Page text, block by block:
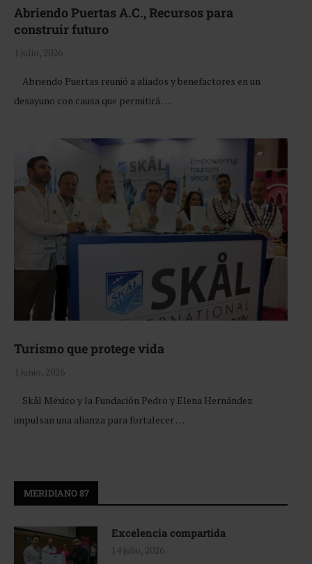
Abriendo Puertas A.C., Recursos para
construir futuro
1 julio, 2026
Abriendo Puertas reunió a aliados y benefactores en un
desayuno con causa que permitirá …
Turismo que protege vida
1 junio, 2026
Skål México y la Fundación Pedro y Elena Hernández
impulsan una alianza para fortalecer …
MERIDIANO 87
Excelencia compartida
14 julio, 2026